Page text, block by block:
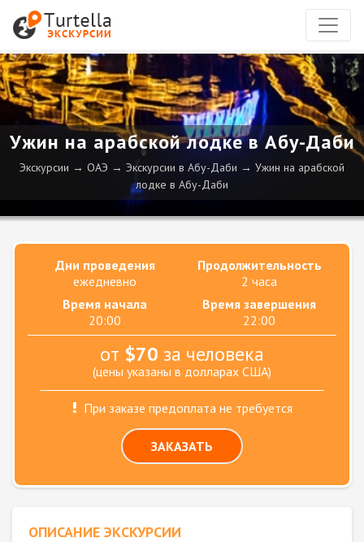
Ужин на арабской лодке в Абу-Даби
Экскурсии ОАЭ Экскурсии в Абу-Даби
Ужин на арабской
лодке в Абу-Даби
Дни проведения
ежедневно
Продолжительность
2 часа
Время начала
20:00
Время завершения
22:00
от $70 за человека
(цены указаны в долларах США)
При заказе предоплата не требуется
ЗАКАЗАТЬ
ОПИСАНИЕ ЭКСКУРСИИ